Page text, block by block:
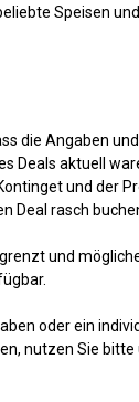
Speisen
die Angaben
Deals aktuell
und der
Deal rasch
und
oder ein
nutzen Sie bitte